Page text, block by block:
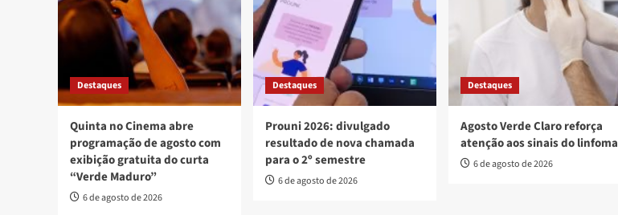
Destaques
Quinta no Cinema abre
programação de agosto com
exibição gratuita do curta
“Verde Maduro”
6 de agosto de 2026
Destaques
Prouni 2026: divulgado
resultado de nova chamada
para o 2º semestre
6 de agosto de 2026
Destaques
Agosto Verde Claro reforça
atenção aos sinais do linfoma
6 de agosto de 2026